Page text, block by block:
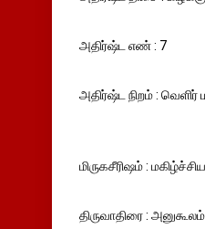
அதிர்ஷ்ட எண் : 7
அதிர்ஷ்ட நிறம் :
மிருகசீரிஷம் :
திருவாதிரை :